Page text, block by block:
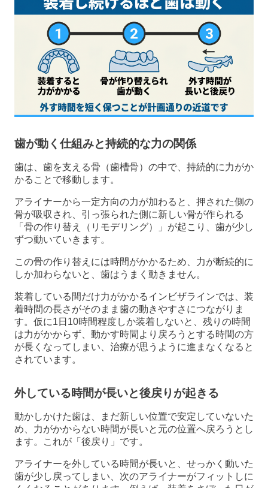
歯が動く仕組みと持続的な力の関係
歯は、歯を支える骨（歯槽骨）の中で、持続的に力がか
かることで移動します。
アライナーから一定方向の力が加わると、押された側の
骨が吸収され、引っ張られた側に新しい骨が作られる
「骨の作り替え（リモデリング）」が起こり、歯が少し
ずつ動いていきます。
この骨の作り替えには時間がかかるため、力が断続的に
しか加わらないと、歯はうまく動きません。
装着している間だけ力がかかるインビザラインでは、装
着時間の長さがそのまま歯の動きやすさにつながりま
す。仮に1日10時間程度しか装着しないと、残りの時間
は力がかからず、動かす時間より戻ろうとする時間の方
が長くなってしまい、治療が思うように進まなくなると
されています。
外している時間が長いと後戻りが起きる
動かしかけた歯は、まだ新しい位置で安定していないた
め、力がかからない時間が長いと元の位置へ戻ろうとし
ます。これが「後戻り」です。
アライナーを外している時間が長いと、せっかく動いた
歯が少し戻ってしまい、次のアライナーがフィットしに